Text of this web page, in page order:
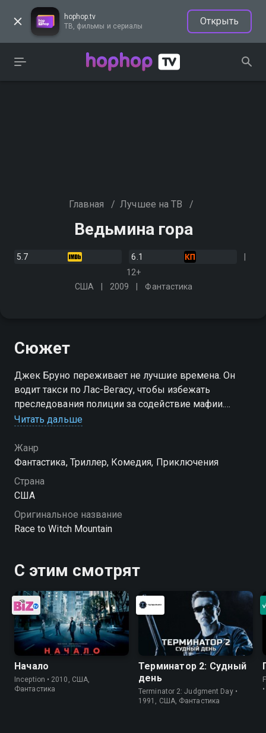
hophop.tv
ТВ, фильмы и сериалы
Открыть
Главная / Лучшее на ТВ /
Ведьмина гора
5.7
6.1
12+
США
2009 Фантастика
Сюжет
Джек Бруно переживает не лучшие времена. Он
водит такси по Лас-Вегасу, чтобы избежать
преследования полиции за содействие мафии.
Однажды в его машину садятся двое странных
за одну поездку
Читать дальше
Жанр
Фантастика, Триллер, Комедия, Приключения
Страна
США
Оригинальное название
Race to Witch Mountain
С этим смотрят
Начало
Inception • 2010, США,
Фантастика
Терминатор 2: Судный
день
Terminator 2: Judgment Day •
1991, США, Фантастика